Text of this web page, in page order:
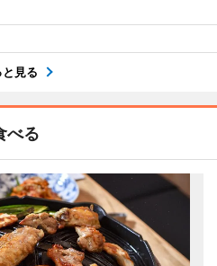
と見る
べる